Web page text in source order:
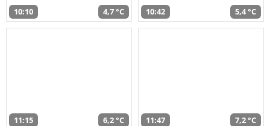
10:10 4,7 °C 10:42 5,4 °C
11:15 6,2 °C 11:47 7,2 °C